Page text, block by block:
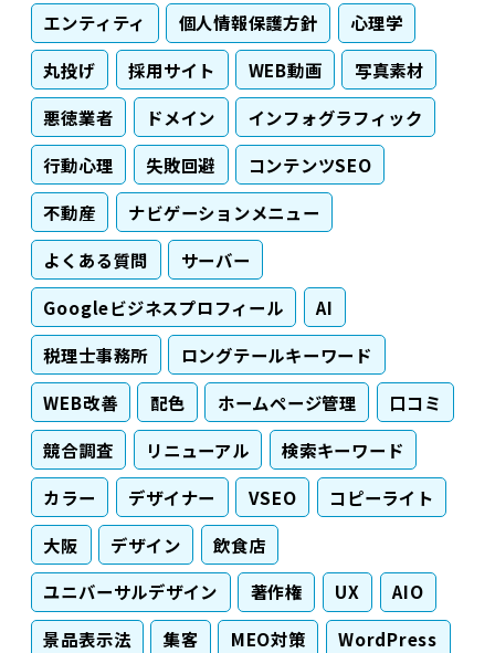
エンティティ
個人情報保護方針
心理学
丸投げ
採用サイト WEB動画
写真素材
悪徳業者
ドメイン
インフォグラフィック
行動心理
失敗回避
コンテンツSEO
不動産
ナビゲーションメニュー
よくある質問
サーバー
Googleビジネスプロフィール
AI
税理士事務所
ロングテールキーワード
WEB改善
配色 ホームページ管理
口コミ
競合調査
リニューアル
検索キーワード
カラー
デザイナー VSEO
コピーライト
大阪
デザイン
飲食店
ユニバーサルデザイン
著作権 UX
AIO
景品表示法
集客 MEO対策
WordPress